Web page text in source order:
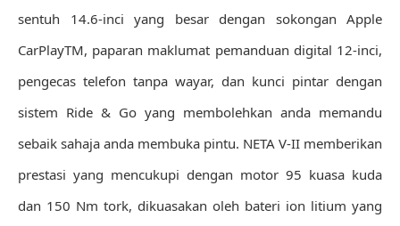
sentuh 14.6-inci yang besar dengan sokongan Apple
CarPlayTM, paparan maklumat pemanduan digital 12-inci,
pengecas telefon tanpa wayar, dan kunci pintar dengan
sistem Ride & Go yang membolehkan anda memandu
sebaik sahaja anda membuka pintu. NETA V-II memberikan
prestasi yang mencukupi dengan motor 95 kuasa kuda
dan 150 Nm tork, dikuasakan oleh bateri ion litium yang